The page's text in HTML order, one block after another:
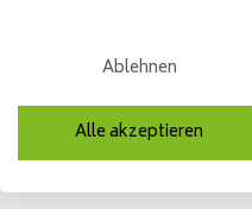
Mein Konto
Kategorien
Ablehnen
Alle akzeptieren